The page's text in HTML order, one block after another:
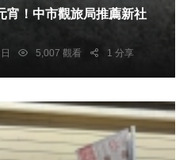
宵！中市觀旅局推薦新社
5,007 觀看 1 分享